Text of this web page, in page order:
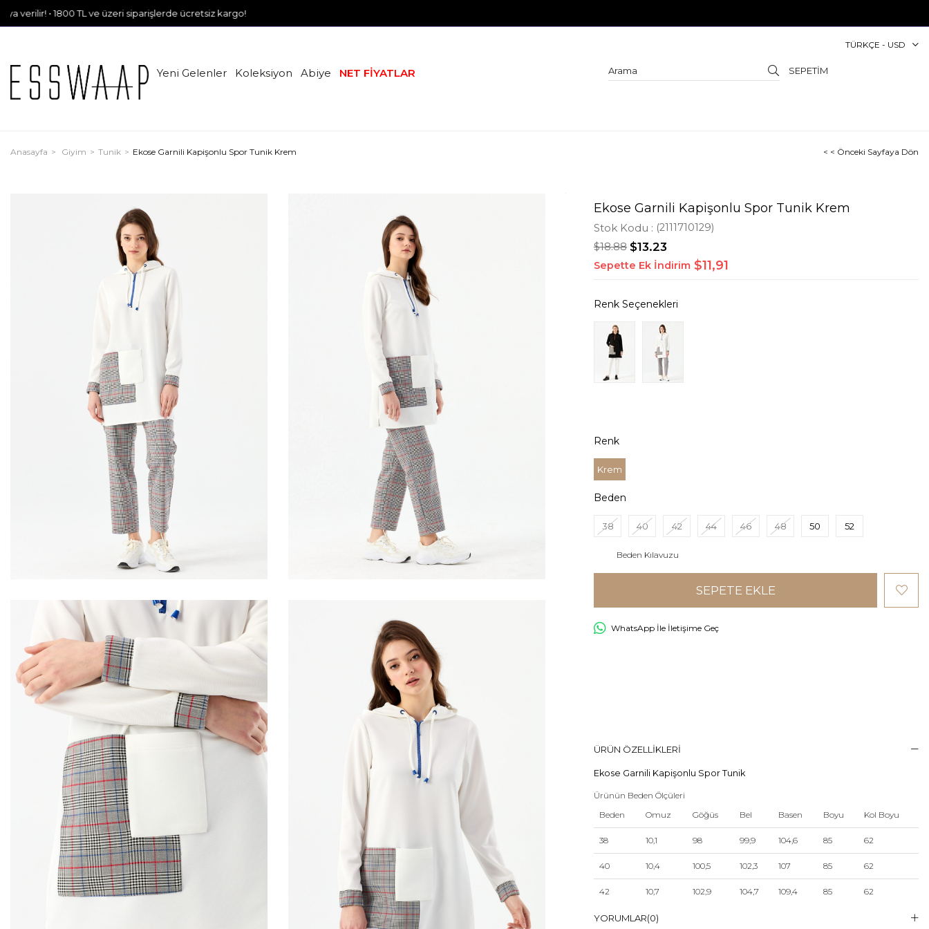
TL ve üzeri siparişlerde ücretsiz kargo!
Yeni Gelenler Koleksiyon Abiye NET FİYATLAR
TÜRKÇE - USD
SEPETIM
Anasayfa Giyim Tunik Ekose Garnili Kapişonlu Spor Tunik Krem < < Önceki Sayfaya Dön
Ekose Garnili Kapişonlu Spor Tunik Krem
Stok Kodu (2111710129)
$18.88 $13.23
Sepette Ek İndirim $11,91
Renk
Krem
Beden
38 40 42 44 46 48 50 52
Beden Kılavuzu
WhatsApp İle İletişime Geç
ÜRÜN ÖZELLIKLERI
Ekose Garnili Kapişonlu Spor Tunik
Ürünün Beden Ölçüleri
Beden
Omuz Göğüs Bel Basen Boyu Kol Boyu
38 10,1 98 99,9 104,6 85 62
40 10,4 100,5 102,3 107 85 62
42 10,7 102,9 104,7 109,4 85 62
44 10,9
YORUMLAR(0)